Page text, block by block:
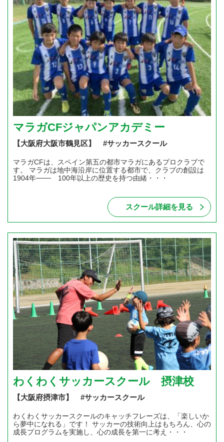
マラガCFジャパンアカデミー
【大阪府大阪市鶴見区】 #サッカースクール
マラガCFは、スペイン第五の都市マラガにあるプロクラブで
す。 マラガは地中海沿岸に位置する都市で、クラブの創設は
1904年─── 100年以上の歴史を持つ由緒・・・
スクール詳細を見る
わくわくサッカースクール 摂津校
【大阪府摂津市】 #サッカースクール
わくわくサッカースクールのキャッチフレーズは、「楽しいか
ら夢中になれる」です！ サッカーの技術向上はもちろん、心の
成長プログラムを実施し、心の成長を第一に考え・・・